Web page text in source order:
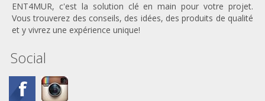
ENT4MUR, c'est la solution clé en main pour votre projet.
Vous trouverez des conseils, des idées, des produits de qualité
et y vivrez une expérience unique!
Social